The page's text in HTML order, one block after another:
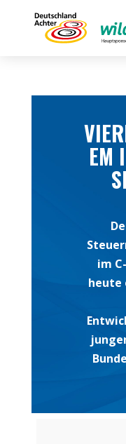
EM
im
heute